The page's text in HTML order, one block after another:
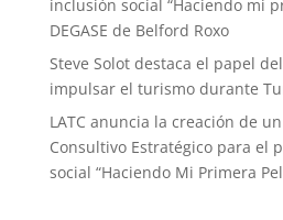
inclusión social “Haciendo mi
DEGASE de Belford Roxo
Steve Solot destaca el papel
impulsar el turismo durante
LATC anuncia la creación de
Consultivo Estratégico para el
social “Haciendo Mi Primera